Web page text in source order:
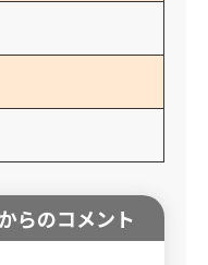
らのコメント